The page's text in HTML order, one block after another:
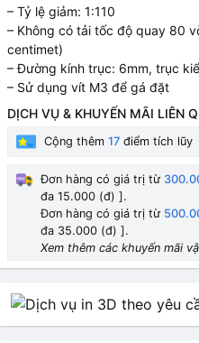
– Tỷ lệ giảm: 1:110
– Không có tải tốc độ quay 80
centimet)
– Đường kính trục: 6mm, trục
– Sử dụng vít M3 để gá đặt
DỊCH VỤ & KHUYẾN MÃI LIÊN
Cộng thêm 17 điểm tích lũy
Đơn hàng có giá trị từ
đa 15.000 (đ) ].
Đơn hàng có giá trị từ
đa 35.000 (đ) ].
Xem thêm các khuyến mãi